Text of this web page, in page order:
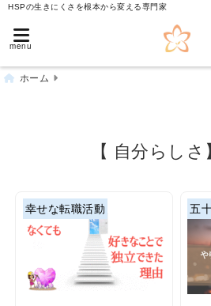
HSPの生きにくさを根本から変える専門家
menu
ホーム
【 自分らし
幸せな転職活動 五